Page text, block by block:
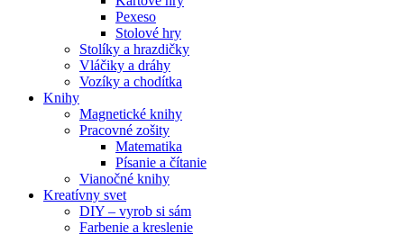
Pexeso
Stolové hry
Stolíky a hrazdičky
Vláčiky a dráhy
Vozíky a chodítka
Knihy
Magnetické knihy
Pracovné zošity
Matematika
Písanie a čítanie
Vianočné knihy
Kreatívny svet
DIY – vyrob si sám
Farbenie a kreslenie